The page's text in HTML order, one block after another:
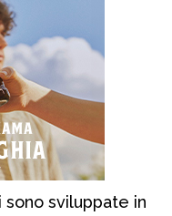
sviluppate in